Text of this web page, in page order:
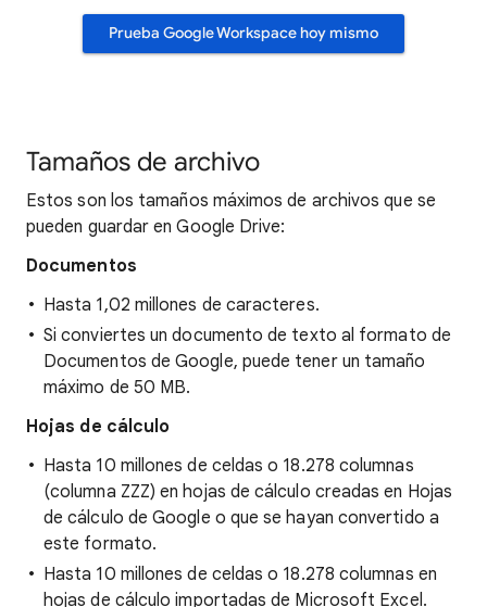
Prueba Google Workspace hoy mismo
Tamaños de archivo
Estos son los tamaños máximos de archivos que se
pueden guardar en Google Drive:
Documentos
Hasta 1,02 millones de caracteres.
Si conviertes un documento de texto al formato de
Documentos de Google, puede tener un tamaño
máximo de 50 MB.
Hojas de cálculo
Hasta 10 millones de celdas o 18.278 columnas
(columna ZZZ) en hojas de cálculo creadas en Hojas
de cálculo de Google o que se hayan convertido a
este formato.
Hasta 10 millones de celdas o 18.278 columnas en
hojas de cálculo importadas de Microsoft Excel.